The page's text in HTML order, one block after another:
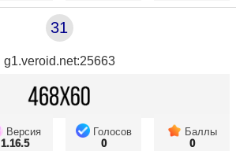
31
g1.veroid.net:25663
Версия
1.16.5
Голосов
0
Баллы
0